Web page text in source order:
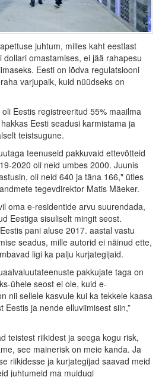
juhtum, milles kaht eestlast
omastamises, ei jää rahapesu
Eesti on lõdva regulatsiooni
varjupaik, kuid nüüdseks on
Eestis registreeritud 55% maailma
Eesti seadusi karmistama ja
teistsugune.
teenuseid pakkuvaid ettevõtteid
2020 oli neid umbes 2000. Juunis
oli neid 640 ja täna 166," ütles
tegevdirektor Matis Mäeker.
oma e-residentide arvu suurendada,
Eestiga sisuliselt mingit seost.
pani aluse 2017. aastal vastu
seadus, mille autorid ei näinud ette,
ligi ka palju kurjategijaid.
pakkujate taga on
ühele seost ei ole, kuid e-
nii sellele kasvule kui ka tekkele kaasa
Eestis ja nende elluviimisest siin,”
teistest riikidest ja seega kogu risk,
see mainerisk on meie kanda. Ja
riikidesse ja kurjategijad saavad meid
juhtumeid ma muidugi